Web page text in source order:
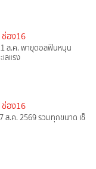
ช่อง16
ส.ค. พายุดอลฟินหนุน
ลแรง
ช่อง16
.ค. 2569 รวมทุกขนาด เช็